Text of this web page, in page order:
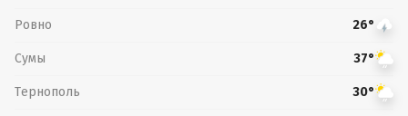
Ровно 26°
Сумы 37°
Тернополь 30°